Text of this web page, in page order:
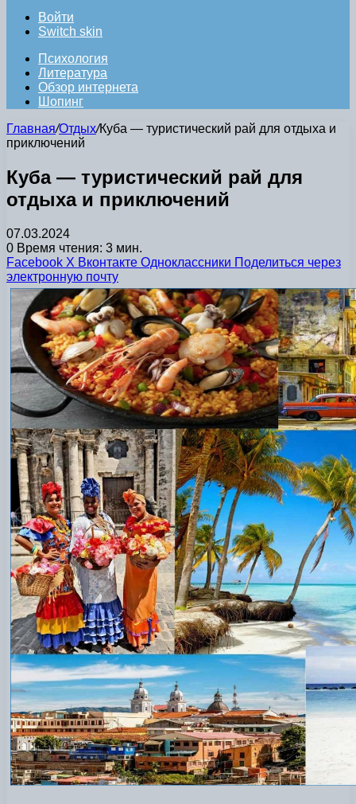
Войти
Switch skin
Психология
Литература
Обзор интернета
Шопинг
Главная/Отдых/Куба — туристический рай для отдыха и
приключений
Куба — туристический рай для
отдыха и приключений
07.03.2024
0 Время чтения: 3 мин.
Facebook X Вконтакте Одноклассники Поделиться через
электронную почту